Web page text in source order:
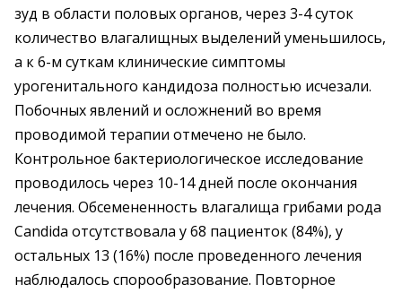
зуд в области половых органов, через 3-4 суток
количество влагалищных выделений уменьшилось,
а к 6-м суткам клинические симптомы
урогенитального кандидоза полностью исчезали.
Побочных явлений и осложнений во время
проводимой терапии отмечено не было.
Контрольное бактериологическое исследование
проводилось через 10-14 дней после окончания
лечения. Обсемененность влагалища грибами рода
Candida отсутствовала у 68 пациенток (84%), у
остальных 13 (16%) после проведенного лечения
наблюдалось спорообразование. Повторное